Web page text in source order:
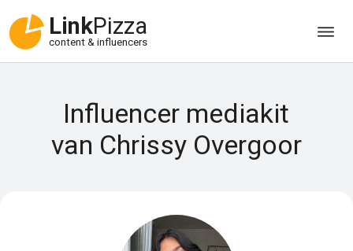
LinkPizza
content & influencers
Influencer mediakit
van Chrissy Overgoor